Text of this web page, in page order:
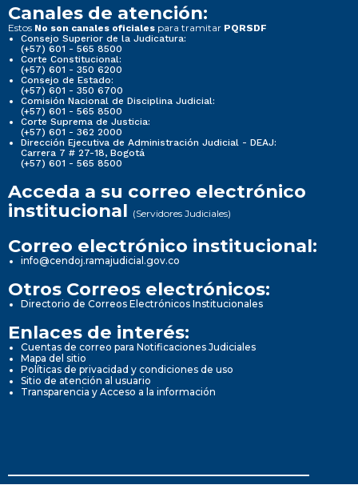
Canales de atención:
Estos No son canales oficiales para tramitar PQRSDF
Consejo Superior de la Judicatura:
(+57) 601 - 565 8500
Corte Constitucional:
(+57) 601 - 350 6200
Consejo de Estado:
(+57) 601 - 350 6700
Comisión Nacional de Disciplina Judicial:
(+57) 601 - 565 8500
Corte Suprema de Justicia:
(+57) 601 - 362 2000
Dirección Ejecutiva de Administración Judicial - DEAJ:
Carrera 7 # 27-18, Bogotá
(+57) 601 - 565 8500
Acceda a su correo electrónico
institucional (Servidores Judiciales)
Correo electrónico institucional:
info@cendoj.ramajudicial.gov.co
Otros Correos electrónicos:
Directorio de Correos Electrónicos Institucionales
Enlaces de interés:
Cuentas de correo para Notificaciones Judiciales
Mapa del sitio
Políticas de privacidad y condiciones de uso
Sitio de atención al usuario
Transparencia y Acceso a la información